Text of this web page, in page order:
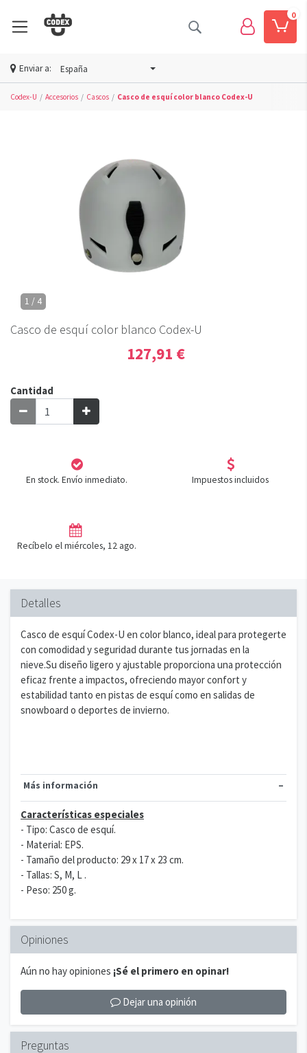
0
Enviar a: España
Codex-U Accesorios Cascos Casco de esquí color blanco Codex-U
1 / 4
Casco de esquí color blanco Codex-U
127,91 €
Cantidad
En stock. Envío inmediato. Impuestos incluidos
Recíbelo el miércoles, 12 ago.
Detalles
Casco de esquí Codex-U en color blanco, ideal para protegerte
con comodidad y seguridad durante tus jornadas en la
nieve.Su diseño ligero y ajustable proporciona una protección
eficaz frente a impactos, ofreciendo mayor confort y
estabilidad tanto en pistas de esquí como en salidas de
snowboard o deportes de invierno.
Más información
Características especiales
- Tipo: Casco de esquí.
- Material: EPS.
- Tamaño del producto: 29 x 17 x 23 cm.
- Tallas: S, M, L .
- Peso: 250 g.
Opiniones
Aún no hay opiniones ¡Sé el primero en opinar!
Dejar una opinión
Preguntas